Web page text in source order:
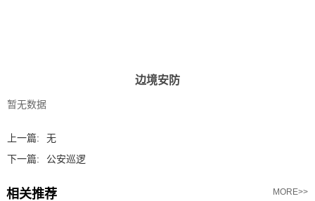
边境安防
暂无数据
上一篇:
无
下一篇:
公安巡逻
相关推荐 MORE>>